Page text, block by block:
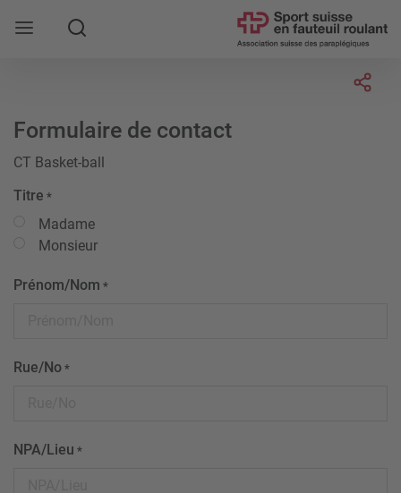
Rechercher
Formulaire de contact
CT Basket-ball
Titre *
Madame
Monsieur
Prénom/Nom *
Rue/No *
NPA/Lieu *